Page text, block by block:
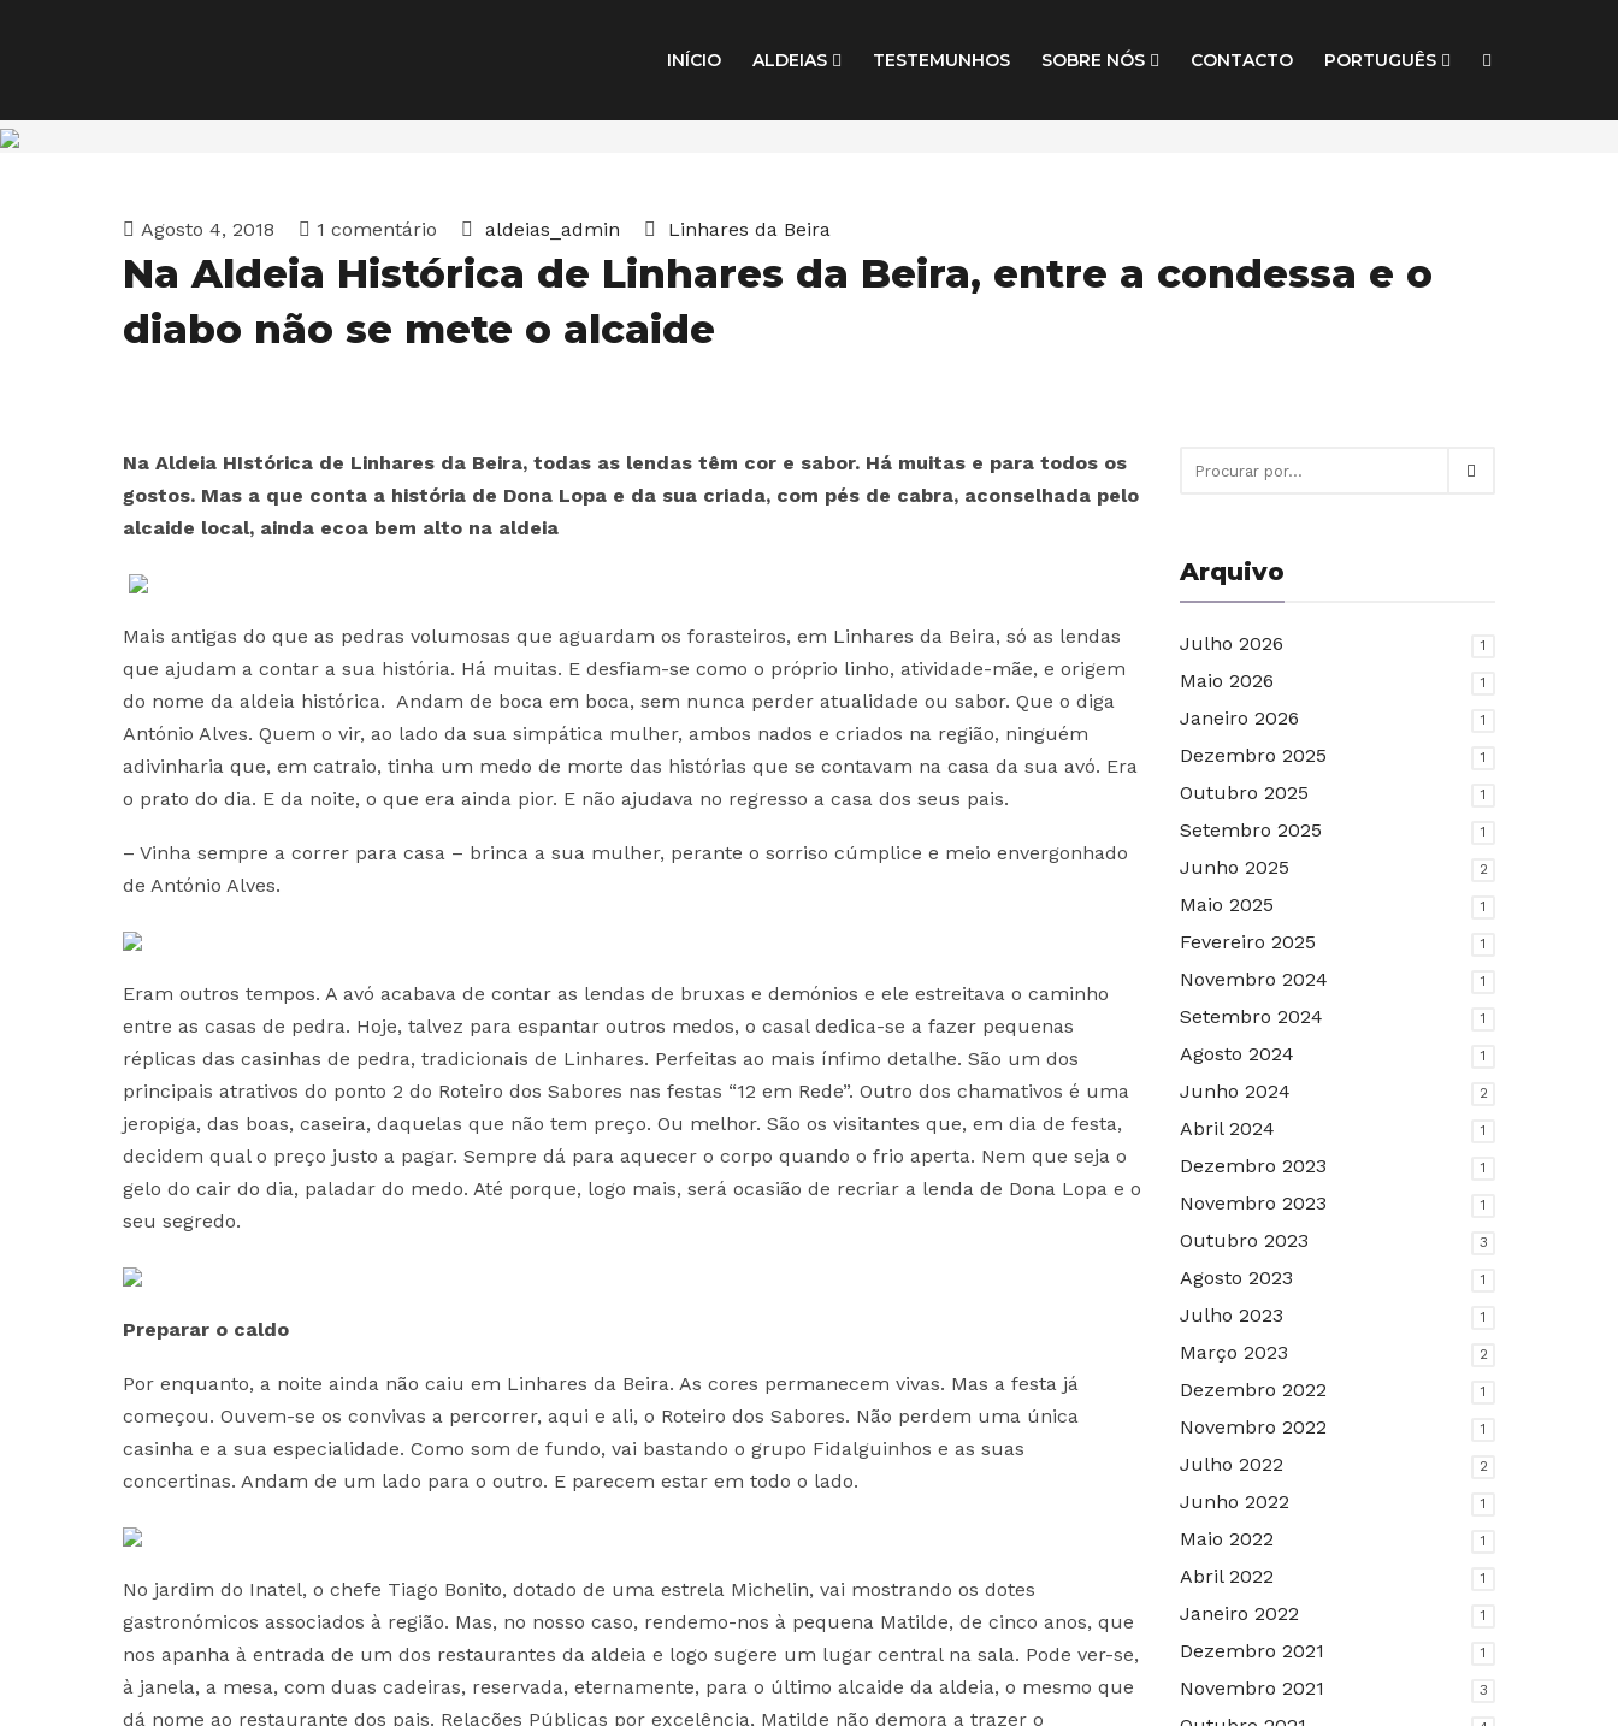
INÍCIO ALDEIAS TESTEMUNHOS SOBRE NÓS CONTACTO PORTUGUÊS
Agosto 4, 2018 1 comentário aldeias_admin Linhares da Beira
Na Aldeia Histórica de Linhares da Beira, entre a condessa e o
diabo não se mete o alcaide
Na Aldeia HIstórica de Linhares da Beira, todas as lendas têm cor e sabor. Há muitas e para todos os
gostos. Mas a que conta a história de Dona Lopa e da sua criada, com pés de cabra, aconselhada pelo
alcaide local, ainda ecoa bem alto na aldeia
Mais antigas do que as pedras volumosas que aguardam os forasteiros, em Linhares da Beira, só as lendas
que ajudam a contar a sua história. Há muitas. E desfiam-se como o próprio linho, atividade-mãe, e origem
do nome da aldeia histórica. Andam de boca em boca, sem nunca perder atualidade ou sabor. Que o diga
António Alves. Quem o vir, ao lado da sua simpática mulher, ambos nados e criados na região, ninguém
adivinharia que, em catraio, tinha um medo de morte das histórias que se contavam na casa da sua avó. Era
o prato do dia. E da noite, o que era ainda pior. E não ajudava no regresso a casa dos seus pais.
– Vinha sempre a correr para casa – brinca a sua mulher, perante o sorriso cúmplice e meio envergonhado
de António Alves.
Eram outros tempos. A avó acabava de contar as lendas de bruxas e demónios e ele estreitava o caminho
entre as casas de pedra. Hoje, talvez para espantar outros medos, o casal dedica-se a fazer pequenas
réplicas das casinhas de pedra, tradicionais de Linhares. Perfeitas ao mais ínfimo detalhe. São um dos
principais atrativos do ponto 2 do Roteiro dos Sabores nas festas “12 em Rede”. Outro dos chamativos é uma
jeropiga, das boas, caseira, daquelas que não tem preço. Ou melhor. São os visitantes que, em dia de festa,
decidem qual o preço justo a pagar. Sempre dá para aquecer o corpo quando o frio aperta. Nem que seja o
gelo do cair do dia, paladar do medo. Até porque, logo mais, será ocasião de recriar a lenda de Dona Lopa e o
seu segredo.
Preparar o caldo
Por enquanto, a noite ainda não caiu em Linhares da Beira. As cores permanecem vivas. Mas a festa já
começou. Ouvem-se os convivas a percorrer, aqui e ali, o Roteiro dos Sabores. Não perdem uma única
casinha e a sua especialidade. Como som de fundo, vai bastando o grupo Fidalguinhos e as suas
concertinas. Andam de um lado para o outro. E parecem estar em todo o lado.
No jardim do Inatel, o chefe Tiago Bonito, dotado de uma estrela Michelin, vai mostrando os dotes
gastronómicos associados à região. Mas, no nosso caso, rendemo-nos à pequena Matilde, de cinco anos, que
nos apanha à entrada de um dos restaurantes da aldeia e logo sugere um lugar central na sala. Pode ver-se,
à janela, a mesa, com duas cadeiras, reservada, eternamente, para o último alcaide da aldeia, o mesmo que
dá nome ao restaurante dos pais. Relações Públicas por excelência, Matilde não demora a trazer o
Arquivo
Julho 2026 1
Maio 2026 1
Janeiro 2026 1
Dezembro 2025 1
Outubro 2025 1
Setembro 2025 1
Junho 2025 2
Maio 2025 1
Fevereiro 2025 1
Novembro 2024 1
Setembro 2024 1
Agosto 2024 1
Junho 2024 2
Abril 2024 1
Dezembro 2023 1
Novembro 2023 1
Outubro 2023 3
Agosto 2023 1
Julho 2023 1
Março 2023 2
Dezembro 2022 1
Novembro 2022 1
Julho 2022 2
Junho 2022 1
Maio 2022 1
Abril 2022 1
Janeiro 2022 1
Dezembro 2021 1
Novembro 2021 3